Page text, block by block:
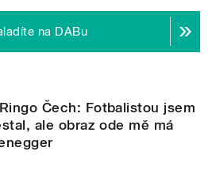
na DABu
Čech: Fotbalistou jsem
ale obraz ode mě má